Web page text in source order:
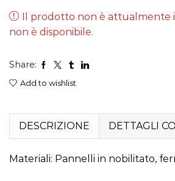
Il prodotto non è attualmente
non è disponibile.
Share:
Add to wishlist
DESCRIZIONE DETTAGLI
Materiali: Pannelli in nobilitato,